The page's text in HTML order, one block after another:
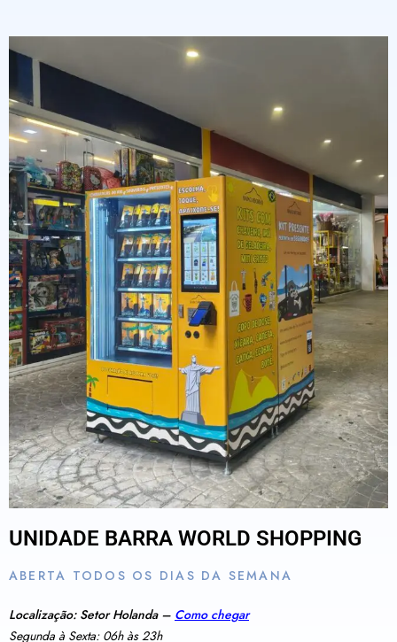
UNIDADE BARRA WORLD SHOPPING
ABERTA TODOS OS DIAS DA SEMANA
Localização: Setor Holanda – Como chegar
Segunda à Sexta: 06h às 23h